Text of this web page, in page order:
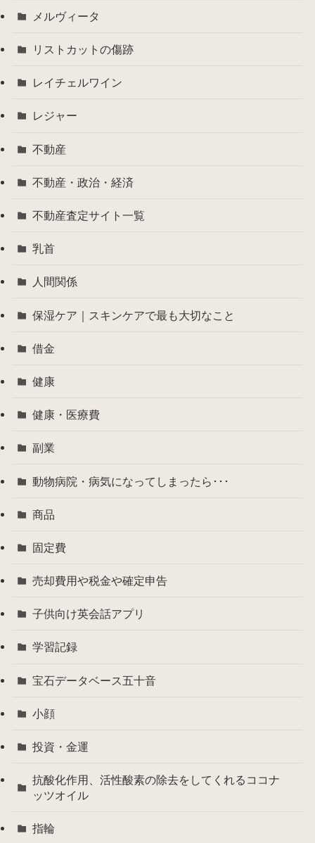
メルヴィータ
リストカットの傷跡
レイチェルワイン
レジャー
不動産
不動産・政治・経済
不動産査定サイト一覧
乳首
人間関係
保湿ケア｜スキンケアで最も大切なこと
借金
健康
健康・医療費
副業
動物病院・病気になってしまったら･･･
商品
固定費
売却費用や税金や確定申告
子供向け英会話アプリ
学習記録
宝石データベース五十音
小顔
投資・金運
抗酸化作用、活性酸素の除去をしてくれるココナ
ッツオイル
指輪